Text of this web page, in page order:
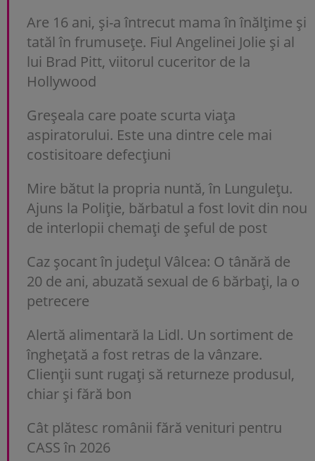
Are 16 ani, și-a întrecut mama în înălțime și
tatăl în frumusețe. Fiul Angelinei Jolie și al
lui Brad Pitt, viitorul cuceritor de la
Hollywood
Greșeala care poate scurta viața
aspiratorului. Este una dintre cele mai
costisitoare defecțiuni
Mire bătut la propria nuntă, în Lungulețu.
Ajuns la Poliție, bărbatul a fost lovit din nou
de interlopii chemați de șeful de post
Caz șocant în județul Vâlcea: O tânără de
20 de ani, abuzată sexual de 6 bărbați, la o
petrecere
Alertă alimentară la Lidl. Un sortiment de
înghețată a fost retras de la vânzare.
Clienții sunt rugați să returneze produsul,
chiar și fără bon
Cât plătesc românii fără venituri pentru
CASS în 2026